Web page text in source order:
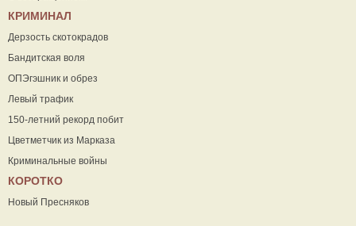
КРИМИНАЛ
Дерзость скотокрадов
Бандитская воля
ОПЭгэшник и обрез
Левый трафик
150-летний рекорд побит
Цветметчик из Марказа
Криминальные войны
КОРОТКО
Новый Пресняков